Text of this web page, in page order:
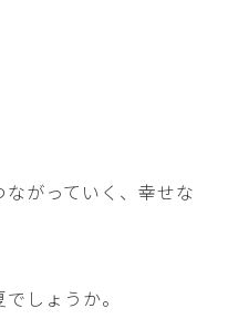
がっていく、幸せな
しょうか。